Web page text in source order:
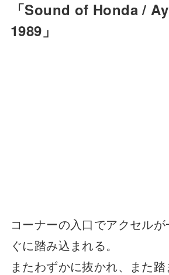
「Sound of Honda /
1989」
コーナーの入口でアクセル
ぐに踏み込まれる。
またわずかに抜かれ、また